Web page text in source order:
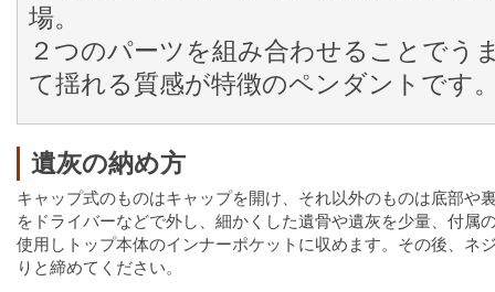
場。
２つのパーツを組み合わせることでう
て揺れる質感が特徴のペンダントです
遺灰の納め方
キャップ式のものはキャップを開け、それ以外のものは底部や
をドライバーなどで外し、細かくした遺骨や遺灰を少量、付属
使用しトップ本体のインナーポケットに収めます。その後、ネ
りと締めてください。